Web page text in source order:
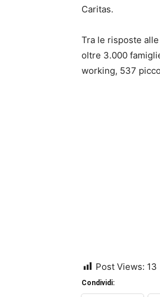
Caritas.
Tra le risposte
oltre 3.000
working, 537
Post Views: 13
Condividi: